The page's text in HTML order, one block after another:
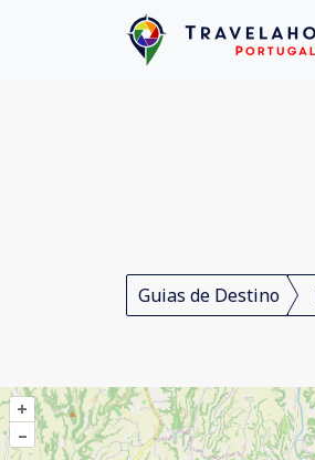
Guias de Destino
+
–